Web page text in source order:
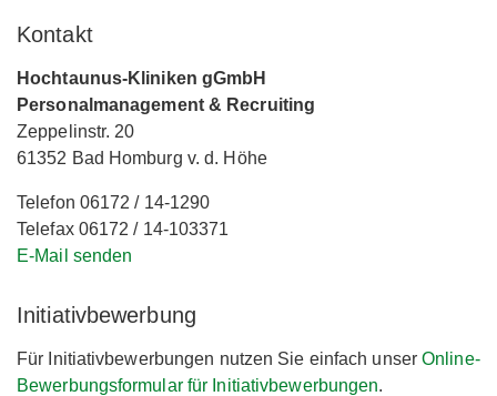
Kontakt
Hochtaunus-Kliniken gGmbH
Personalmanagement & Recruiting
Zeppelinstr. 20
61352 Bad Homburg v. d. Höhe
Telefon 06172 / 14-1290
Telefax 06172 / 14-103371
E-Mail senden
Initiativbewerbung
Für Initiativbewerbungen nutzen Sie einfach unserOnline-
Bewerbungsformular für Initiativbewerbungen.